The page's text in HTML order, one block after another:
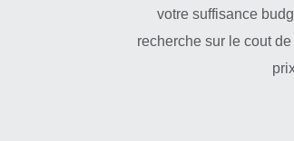
votre suffisance
recherche sur le cout